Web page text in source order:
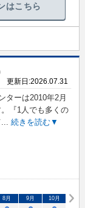
はこちら
更新日:2026.07.31
ターは2010年2月
『1人でも多くの
... 続きを読む▼
8月 9月 10月